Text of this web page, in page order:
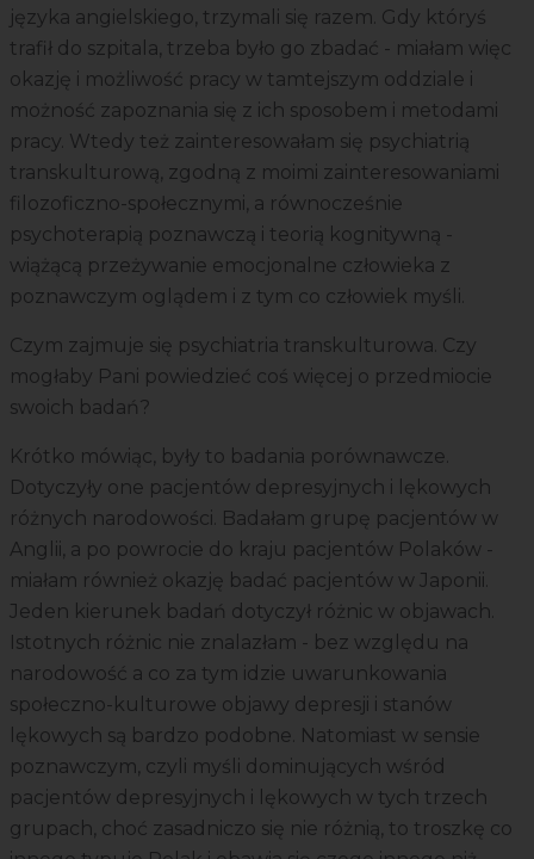
języka angielskiego, trzymali się razem. Gdy któryś
trafił do szpitala, trzeba było go zbadać - miałam więc
okazję i możliwość pracy w tamtejszym oddziale i
możność zapoznania się z ich sposobem i metodami
pracy. Wtedy też zainteresowałam się psychiatrią
transkulturową, zgodną z moimi zainteresowaniami
filozoficzno-społecznymi, a równocześnie
psychoterapią poznawczą i teorią kognitywną -
wiążącą przeżywanie emocjonalne człowieka z
poznawczym oglądem i z tym co człowiek myśli.
Czym zajmuje się psychiatria transkulturowa. Czy
mogłaby Pani powiedzieć coś więcej o przedmiocie
swoich badań?
Krótko mówiąc, były to badania porównawcze.
Dotyczyły one pacjentów depresyjnych i lękowych
różnych narodowości. Badałam grupę pacjentów w
Anglii, a po powrocie do kraju pacjentów Polaków -
miałam również okazję badać pacjentów w Japonii.
Jeden kierunek badań dotyczył różnic w objawach.
Istotnych różnic nie znalazłam - bez względu na
narodowość a co za tym idzie uwarunkowania
społeczno-kulturowe objawy depresji i stanów
lękowych są bardzo podobne. Natomiast w sensie
poznawczym, czyli myśli dominujących wśród
pacjentów depresyjnych i lękowych w tych trzech
grupach, choć zasadniczo się nie różnią, to troszkę co